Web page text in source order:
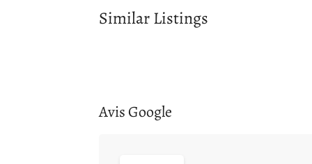
Similar Listings
Avis Google